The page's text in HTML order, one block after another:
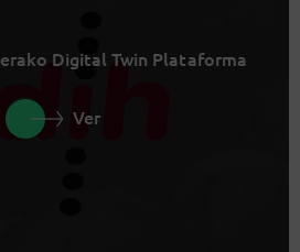
Digital Twin Plataforma
Ver